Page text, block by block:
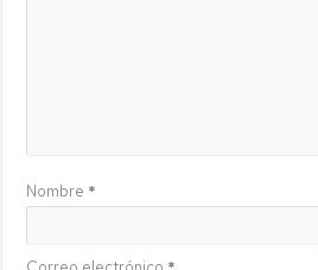
Nombre *